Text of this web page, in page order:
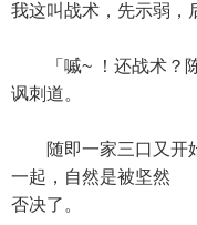
我这叫战术，先示弱，
「嘁~ ！还战术？陈
讽刺道。
随即一家三口又开始
一起，自然是被坚然
否决了。